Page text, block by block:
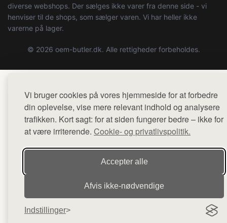
Vi bruger cookies på vores hjemmeside for at forbedre
din oplevelse, vise mere relevant indhold og analysere
trafikken. Kort sagt: for at siden fungerer bedre – ikke for
at være irriterende. Cookie- og privatlivspolitik.
Accepter alle
Afvis ikke‑nødvendige
Indstillinger
diverse webshops. Der sælges ikke varer fra denne side - vi
henviser til de shops, som sælger varen. Vi har heller ikke
varerne på lager.
© 2026 oem-butler.dk. Alle rettigheder forbeholdes.